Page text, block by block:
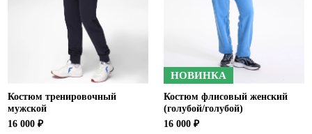
Костюм тренировочный
мужской
16 000 ₽
НОВИНКА
Костюм флисовый женский
(голубой/голубой)
16 000 ₽